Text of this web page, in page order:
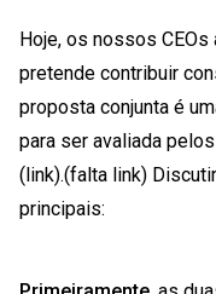
Hoje, os nossos CEOs
pretende contribuir
proposta conjunta é
para ser avaliada
(link).(falta link)
principais: